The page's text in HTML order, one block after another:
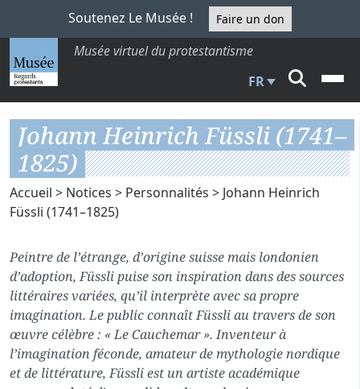
Soutenez Le Musée ! Faire un don
Musée virtuel du protestantisme
FR
Johann Heinrich Füssli (1741–
1825)
Accueil > Notices > Personnalités > Johann Heinrich
Füssli (1741–1825)
Peintre de l’étrange, d’origine suisse mais londonien
d’adoption, Füssli puise son inspiration dans des sources
littéraires variées, qu’il interprète avec sa propre
imagination. Le public connaît Füssli au travers de son
œuvre célèbre : « Le Cauchemar ». Inventeur à
l’imagination féconde, amateur de mythologie nordique
et de littérature, Füssli est un artiste académique